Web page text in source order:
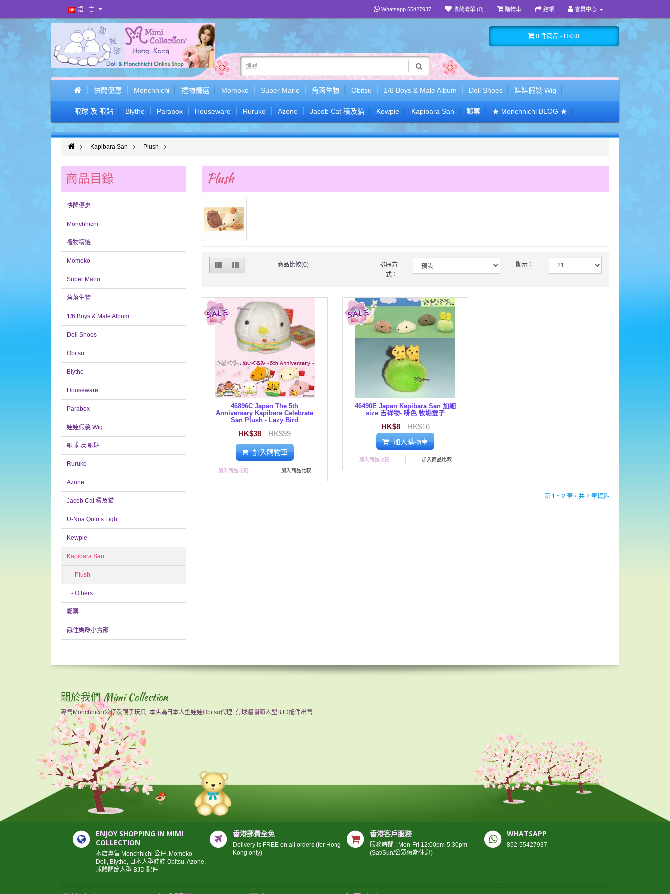
語 言 Whatsapp 55427937 收藏清單 (0) 購物車 結帳 會員中心
0 件商品 - HK$0
快閃優惠 Monchhichi 禮物精選 Momoko Super Mario 角落生物 Obitsu 1/6 Boys & Male Album Doll Shoes 娃娃假髮 Wig
眼球 及 眼貼 Blythe Parabox Houseware Ruruko Azone Jacob Cat 積及貓 Kewpie Kapibara San 郵票 ★ Monchhichi BLOG ★
Kapibara San Plush
商品目錄
快閃優惠
Monchhichi
禮物精選
Momoko
Super Mario
角落生物
1/6 Boys & Male Album
Doll Shoes
Obitsu
Blythe
Houseware
Parabox
娃娃假髮 Wig
眼球 及 眼貼
Ruruko
Azone
Jacob Cat 積及貓
U-Noa Quluts Light
Kewpie
Kapibara San
- Plush
- Others
郵票
餓住媽咪小賣部
Plush
商品比較(0)
排序方
式：
顯示：
46896C Japan The 5th
Anniversary Kapibara Celebrate
San Plush - Lazy Bird
HK$38 HK$99
加入購物車
加入商品收藏 加入商品比較
46490E Japan Kapibara San 加細
size 吉祥物- 啡色 牧場雙子
HK$8 HK$16
加入購物車
加入商品收藏 加入商品比較
第 1 ~ 2 筆，共 2 筆資料
關於我們 Mimi Collection
專售Monchhichi公仔及親子玩具. 本店為日本人型娃娃Obitsu代理, 有球體關節人型BJD配件出售.
ENJOY SHOPPING IN MIMI
COLLECTION
本店專售 Monchhichi 公仔, Momoko
Doll, Blythe, 日本人型娃娃 Obitsu, Azone,
球體關節人型 BJD 配件
香港郵費全免
Delivery is FREE on all orders (for Hong
Kong only)
香港客戶服務
服務時間 : Mon-Fri 12:00pm-5:30pm
(Sat/Sun/公眾假期休息)
WHATSAPP
852-55427937